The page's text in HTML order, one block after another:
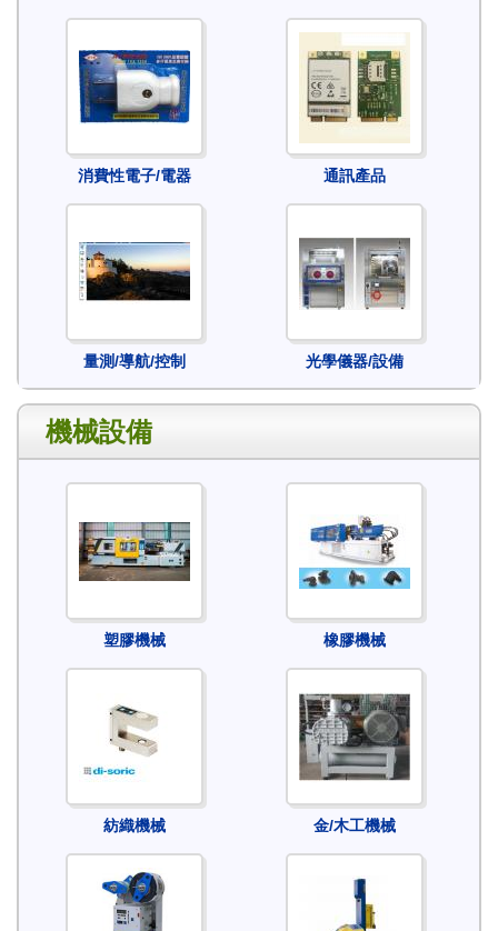
消費性電子/電器 通訊產品
量測/導航/控制 光學儀器/設備
機械設備
塑膠機械 橡膠機械
紡織機械 金/木工機械